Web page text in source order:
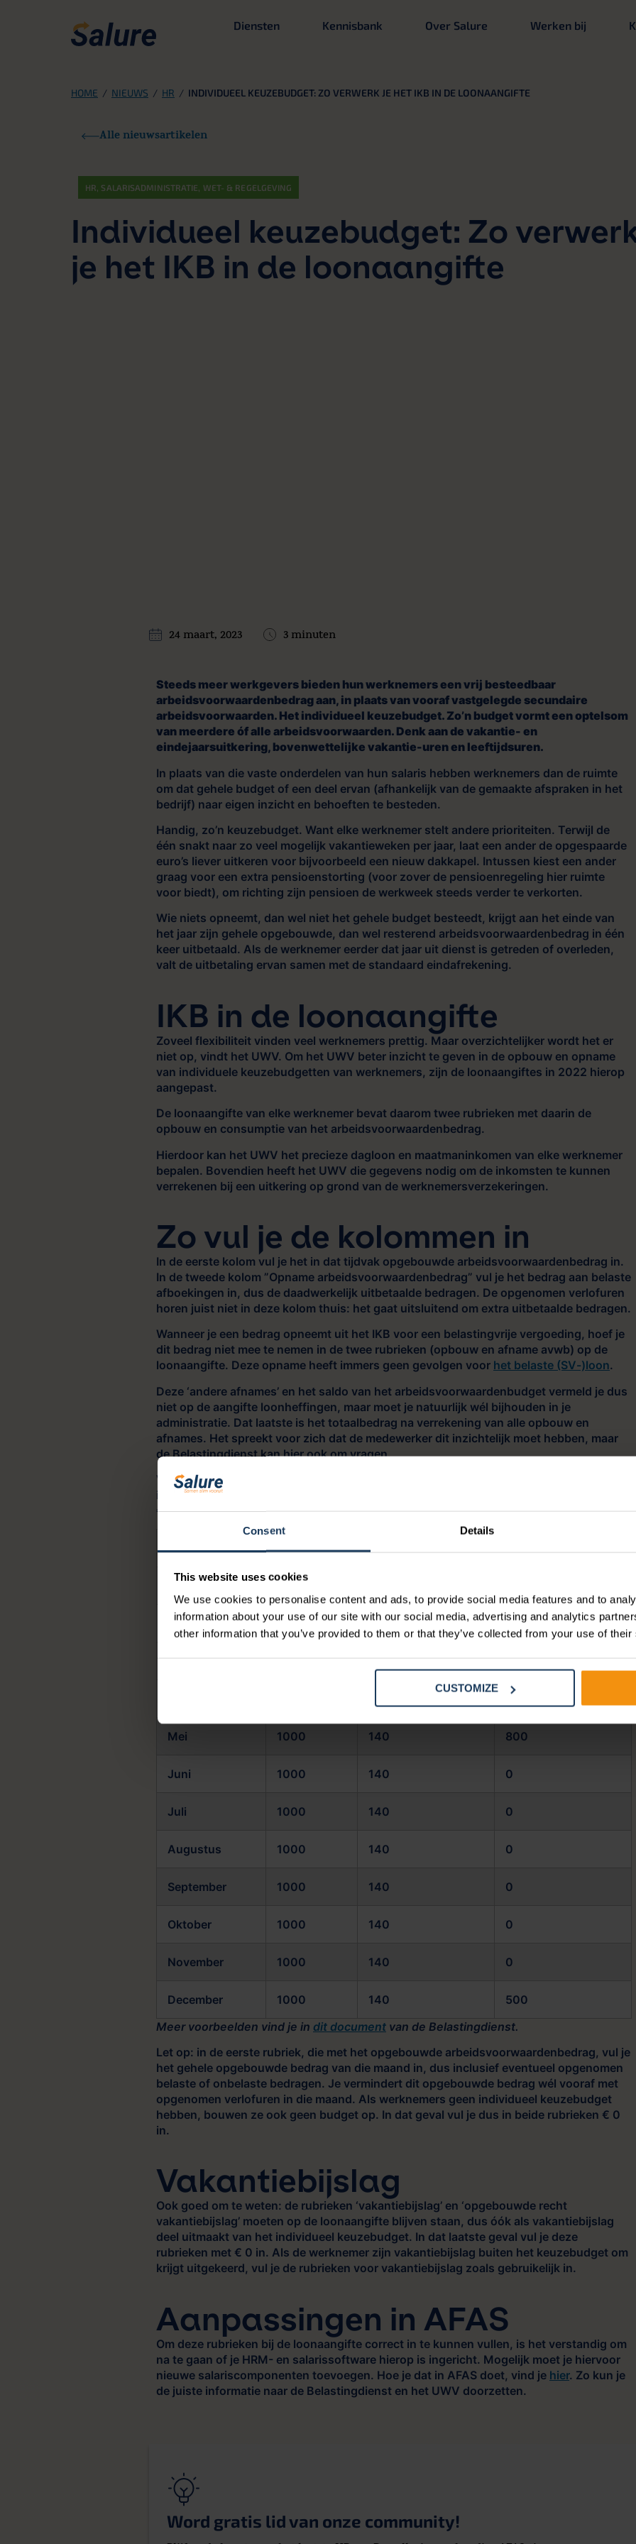
Consent Details
This website uses cookies
We use cookies to personalise content and ads, to provide social media features and to
information about your use of our site with our social media, advertising and analytics
other information that you’ve provided to them or that they’ve collected from your use of
CUSTOMIZE
Diensten Kennisbank Over Salure Werken bij
HOME / NIEUWS / HR / INDIVIDUEEL KEUZEBUDGET: ZO VERWERK JE HET IKB IN DE LOONAANGIFTE
Alle nieuwsartikelen
HR, SALARISADMINISTRATIE, WET- & REGELGEVING
Individueel keuzebudget: Zo
je het IKB in de loonaangifte
24 maart, 2023 3 minuten
Steeds meer werkgevers bieden hun werknemers een vrij besteedbaar
arbeidsvoorwaardenbedrag aan, in plaats van vooraf vastgelegde secundaire
arbeidsvoorwaarden. Het individueel keuzebudget. Zo’n budget vormt een optelsom
van meerdere óf alle arbeidsvoorwaarden. Denk aan de vakantie- en
eindejaarsuitkering, bovenwettelijke vakantie-uren en leeftijdsuren.
In plaats van die vaste onderdelen van hun salaris hebben werknemers dan de ruimte
om dat gehele budget of een deel ervan (afhankelijk van de gemaakte afspraken in het
bedrijf) naar eigen inzicht en behoeften te besteden.
Handig, zo’n keuzebudget. Want elke werknemer stelt andere prioriteiten. Terwijl de
één snakt naar zo veel mogelijk vakantieweken per jaar, laat een ander de opgespaarde
euro’s liever uitkeren voor bijvoorbeeld een nieuw dakkapel. Intussen kiest een ander
graag voor een extra pensioenstorting (voor zover de pensioenregeling hier ruimte
voor biedt), om richting zijn pensioen de werkweek steeds verder te verkorten.
Wie niets opneemt, dan wel niet het gehele budget besteedt, krijgt aan het einde van
het jaar zijn gehele opgebouwde, dan wel resterend arbeidsvoorwaardenbedrag in één
keer uitbetaald. Als de werknemer eerder dat jaar uit dienst is getreden of overleden,
valt de uitbetaling ervan samen met de standaard eindafrekening.
IKB in de loonaangifte
Zoveel flexibiliteit vinden veel werknemers prettig. Maar overzichtelijker wordt het er
niet op, vindt het UWV. Om het UWV beter inzicht te geven in de opbouw en opname
van individuele keuzebudgetten van werknemers, zijn de loonaangiftes in 2022 hierop
aangepast.
De loonaangifte van elke werknemer bevat daarom twee rubrieken met daarin de
opbouw en consumptie van het arbeidsvoorwaardenbedrag.
Hierdoor kan het UWV het precieze dagloon en maatmaninkomen van elke werknemer
bepalen. Bovendien heeft het UWV die gegevens nodig om de inkomsten te kunnen
verrekenen bij een uitkering op grond van de werknemersverzekeringen.
Zo vul je de kolommen in
In de eerste kolom vul je het in dat tijdvak opgebouwde arbeidsvoorwaardenbedrag in.
In de tweede kolom ”Opname arbeidsvoorwaardenbedrag” vul je het bedrag aan belaste
afboekingen in, dus de daadwerkelijk uitbetaalde bedragen. De opgenomen verlofuren
horen juist niet in deze kolom thuis: het gaat uitsluitend om extra uitbetaalde bedragen.
Wanneer je een bedrag opneemt uit het IKB voor een belastingvrije vergoeding, hoef je
dit bedrag niet mee te nemen in de twee rubrieken (opbouw en afname avwb) op de
loonaangifte. Deze opname heeft immers geen gevolgen voor het belaste (SV-)loon.
Deze ‘andere afnames’ en het saldo van het arbeidsvoorwaardenbudget vermeld je dus
niet op de aangifte loonheffingen, maar moet je natuurlijk wél bijhouden in je
administratie. Dat laatste is het totaalbedrag na verrekening van alle opbouw en
afnames. Het spreekt voor zich dat de medewerker dit inzichtelijk moet hebben, maar
de Belastingdienst kan hier ook om vragen.
Voorbeeld:een werknemer bouwt 14% keuzebudget op per maand. De werknemer laat
in mei €800,- uitbetalen, koopt in oktober een fiets van €380,- en laat in december nog
€500,- uitbetalen. De loonaangifte moet als volgt worden ingevuld:
Maand Loon SV Opbouw Avwb
Januari 1000
Februari 1000 140 0
Maart 1000 140 0
0
Mei 1000 140 800
Juni 1000 140 0
Juli 1000 140 0
Augustus 1000 140 0
September 1000 140 0
Oktober 1000 140 0
November 1000 140 0
December 1000 140
500
Meer voorbeelden vind je in dit document van de Belastingdienst.
Let op: in de eerste rubriek, die met het opgebouwde arbeidsvoorwaardenbedrag, vul je
het gehele opgebouwde bedrag van die maand in, dus inclusief eventueel opgenomen
belaste of onbelaste bedragen. Je vermindert dit opgebouwde bedrag wél vooraf met
opgenomen verlofuren in die maand. Als werknemers geen individueel keuzebudget
hebben, bouwen ze ook geen budget op. In dat geval vul je dus in beide rubrieken € 0
in.
Vakantiebijslag
Ook goed om te weten: de rubrieken ‘vakantiebijslag’ en ‘opgebouwde recht
vakantiebijslag’ moeten op de loonaangifte blijven staan, dus óók als vakantiebijslag
deel uitmaakt van het individueel keuzebudget. In dat laatste geval vul je deze
rubrieken met € 0 in. Als de werknemer zijn vakantiebijslag buiten het keuzebudget om
krijgt uitgekeerd, vul je de rubrieken voor vakantiebijslag zoals gebruikelijk in.
Aanpassingen in AFAS
Om deze rubrieken bij de loonaangifte correct in te kunnen vullen, is het verstandig om
na te gaan of je HRM- en salarissoftware hierop is ingericht. Mogelijk moet je hiervoor
nieuwe salariscomponenten toevoegen. Hoe je dat in AFAS doet, vind je hier. Zo kun je
de juiste informatie naar de Belastingdienst en het UWV doorzetten.
Word gratis lid van onze community!